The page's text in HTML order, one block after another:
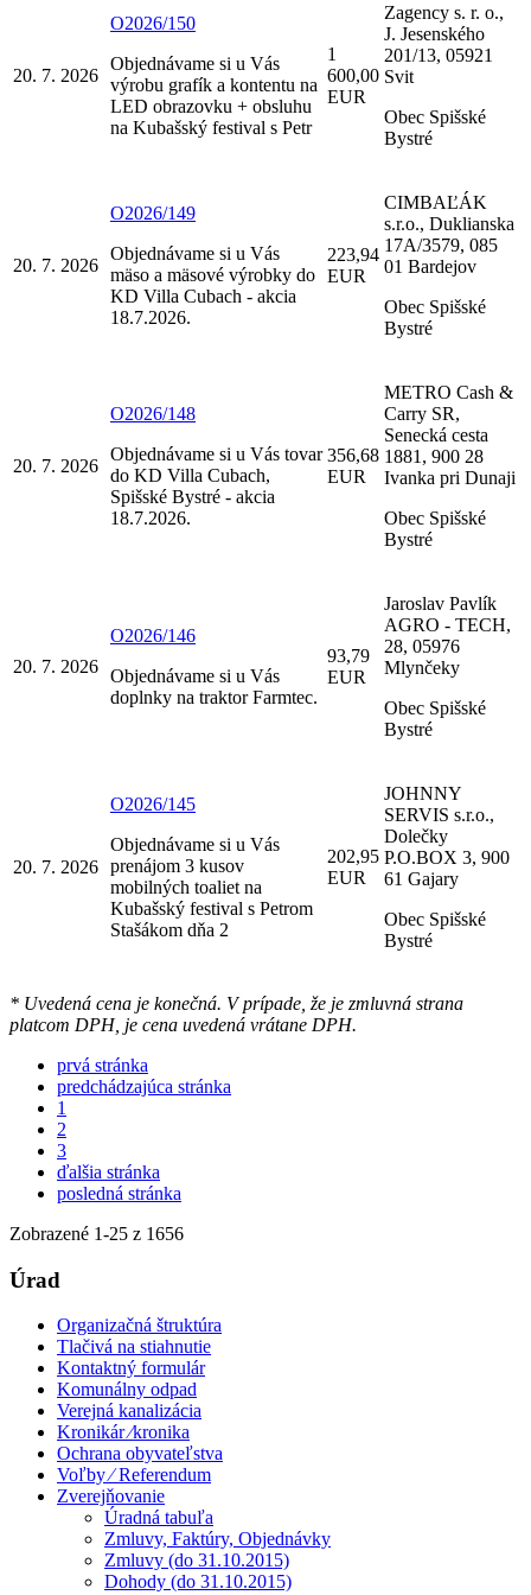
20. 7. 2026
O2026/150
Objednávame si u Vás
výrobu grafík a kontentu na
LED obrazovku + obsluhu
na Kubašský festival s Petr
1
600,00
EUR
Zagency s. r. o.,
J. Jesenského
201/13, 05921
Svit
Obec Spišské
Bystré
20. 7. 2026
O2026/149
Objednávame si u Vás
mäso a mäsové výrobky do
KD Villa Cubach - akcia
18.7.2026.
223,94
EUR
CIMBAĽÁK
s.r.o., Duklianska
17A/3579, 085
01 Bardejov
Obec Spišské
Bystré
20. 7. 2026
O2026/148
Objednávame si u Vás tovar
do KD Villa Cubach,
Spišské Bystré - akcia
18.7.2026.
356,68
EUR
METRO Cash &
Carry SR,
Senecká cesta
1881, 900 28
Ivanka pri Dunaji
Obec Spišské
Bystré
20. 7. 2026
O2026/146
Objednávame si u Vás
doplnky na traktor Farmtec.
93,79
EUR
Jaroslav Pavlík
AGRO - TECH,
28, 05976
Mlynčeky
Obec Spišské
Bystré
20. 7. 2026
O2026/145
Objednávame si u Vás
prenájom 3 kusov
mobilných toaliet na
Kubašský festival s Petrom
Stašákom dňa 2
202,95
EUR
JOHNNY
SERVIS s.r.o.,
Dolečky
P.O.BOX 3, 900
61 Gajary
Obec Spišské
Bystré
* Uvedená cena je konečná. V prípade, že je zmluvná strana
platcom DPH, je cena uvedená vrátane DPH.
prvá stránka
predchádzajúca stránka
1
2
3
ďalšia stránka
posledná stránka
Zobrazené 1-25 z 1656
Úrad
Organizačná štruktúra
Tlačivá na stiahnutie
Kontaktný formulár
Komunálny odpad
Verejná kanalizácia
Kronikár ⁄kronika
Ochrana obyvateľstva
Voľby ⁄ Referendum
Zverejňovanie
Úradná tabuľa
Zmluvy, Faktúry, Objednávky
Zmluvy (do 31.10.2015)
Dohody (do 31.10.2015)